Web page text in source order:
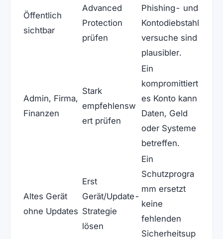
Öffentlich
sichtbar
Advanced
Protection
prüfen
Phishing- und
Kontodiebstahl
versuche sind
plausibler.
Admin, Firma,
Finanzen
Stark
empfehlensw
ert prüfen
Ein
kompromittiert
es Konto kann
Daten, Geld
oder Systeme
betreffen.
Altes Gerät
ohne Updates
Erst
Gerät/Update-
Strategie
lösen
Ein
Schutzprogra
mm ersetzt
keine
fehlenden
Sicherheitsup